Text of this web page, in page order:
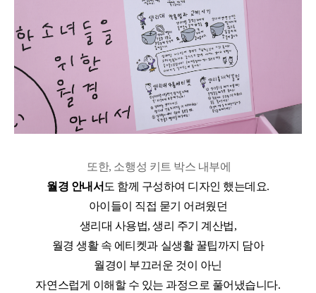
또한, 소행성 키트 박스 내부에
월경 안내서 도 함께 구성하여 디자인 했는데요.
아이들이 직접 묻기 어려웠던
생리대 사용법,생리 주기 계산법,
월경 생활 속 에티켓과 실생활 꿀팁까지 담아
월경이 부끄러운 것이 아닌
자연스럽게 이해할 수 있는 과정으로 풀어냈습니다.